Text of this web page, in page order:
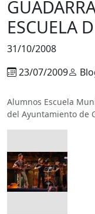
ESCUELA
31/10/2008
23/07/2009
Alumnos Escuela
del Ayuntamiento de